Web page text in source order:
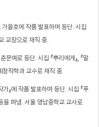
을호에 작품 발표하며 등단. 시집
교장으로 재직 중.
예로 등단. 시집 『뿌리에게』, 『말
창작학과 교수로 재직 중.
』에 작품 발표하며 등단. 시집 『푸
을 펴냄. 서울 영남중학교 교사로